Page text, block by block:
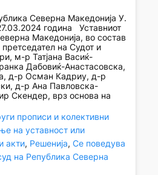
Северна Македонија У.
година Уставниот
Македонија, во состав
на Судот и
м-р Татјана Васиќ-
Дабовиќ-Анастасовска,
д-р Осман Кадриу, д-р
д-р Ана Павловска-
Скендер, врз основа на
прописи и колективни
на уставност или
акти, Решенија, Се поведува
на Република Северна